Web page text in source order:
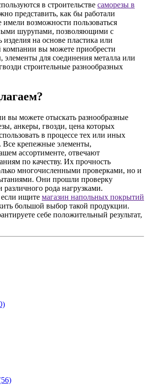
в строительстве саморезы в
представить, как бы работали
имели возможности пользоваться
шурупами, позволяющими с
изделия на основе пластика или
вы можете приобрести
для соединения металла или
строительные разнообразных
вы можете отыскать разнообразные
анкеры, гвозди, цена которых
в процессе тех или иных
Все крепежные элементы,
ассортименте, отвечают
по качеству. Их прочность
многочисленными проверками, но и
Они прошли проверку
рода нагрузками.
ищите магазин напольных покрытий
большой выбор такой продукции.
себе положительный результат,